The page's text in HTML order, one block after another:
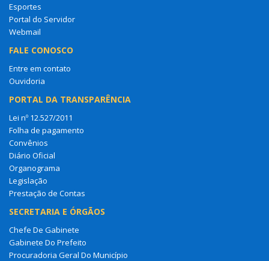
Esportes
Portal do Servidor
Webmail
FALE CONOSCO
Entre em contato
Ouvidoria
PORTAL DA TRANSPARÊNCIA
Lei nº 12.527/2011
Folha de pagamento
Convênios
Diário Oficial
Organograma
Legislação
Prestação de Contas
SECRETARIA E ÓRGÃOS
Chefe De Gabinete
Gabinete Do Prefeito
Procuradoria Geral Do Município